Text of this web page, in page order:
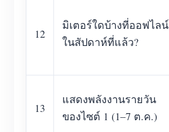
12
มิเตอร์ใดบ้างที่ออฟไลน์
ในสัปดาห์ที่แล้ว?
13
แสดงพลังงานรายวัน
ของไซต์ 1 (1–7 ต.ค.)